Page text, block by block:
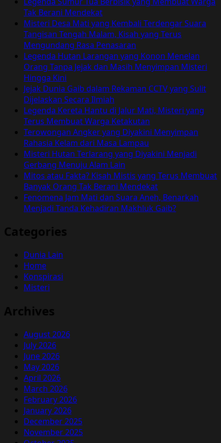
Menghantui
Keluarga
Bell
di
Tennessee
Tak Berani Mendekat
Misteri Desa Mati yang Kembali Terdengar Suara
Tangisan Tengah Malam, Kisah yang Terus
Mengundang Rasa Penasaran
Legenda Hutan Larangan yang Konon Menelan
Orang Tanpa Jejak dan Masih Menyimpan Misteri
Hingga Kini
Jejak Dunia Gaib dalam Rekaman CCTV yang Sulit
Dijelaskan Secara Ilmiah
Legenda Kereta Hantu di Jalur Mati, Misteri yang
Terus Membuat Warga Ketakutan
Terowongan Angker yang Diyakini Menyimpan
Rahasia Kelam dari Masa Lampau
Misteri Hutan Terlarang yang Diyakini Menjadi
Gerbang Menuju Alam Lain
Mitos atau Fakta? Kisah Mistis yang Terus Membuat
Banyak Orang Tak Berani Mendekat
Fenomena Jam Mati dan Suara Aneh, Benarkah
Menjadi Tanda Kehadiran Makhluk Gaib?
Categories
Dunia Lain
Home
Konspirasi
Misteri
Archives
August 2026
July 2026
June 2026
May 2026
April 2026
March 2026
February 2026
January 2026
December 2025
November 2025